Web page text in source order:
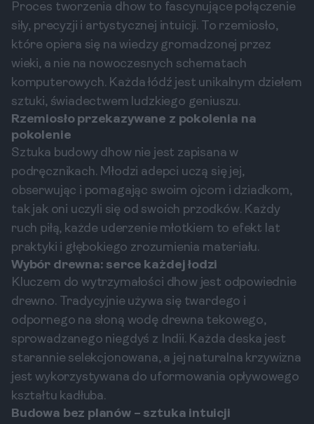
Proces tworzenia dhow to fascynujące połączenie
siły, precyzji i artystycznej intuicji. To rzemiosło,
które opiera się na wiedzy gromadzonej przez
wieki, a nie na nowoczesnych schematach
komputerowych. Każda łódź jest unikalnym dziełem
sztuki, świadectwem ludzkiego geniuszu.
Rzemiosło przekazywane z pokolenia na
pokolenie
Sztuka budowy dhow nie jest zapisana w
podręcznikach. Młodzi adepci uczą się jej,
obserwując i pomagając swoim ojcom i dziadkom,
tak jak oni uczyli się od swoich przodków. Każdy
ruch piłą, każde uderzenie młotkiem to efekt lat
praktyki i głębokiego zrozumienia materiału.
Wybór drewna: serce każdej łodzi
Kluczem do wytrzymałości dhow jest odpowiednie
drewno. Tradycyjnie używa się twardego i
odpornego na słoną wodę drewna tekowego,
sprowadzanego niegdyś z Indii. Każda deska jest
starannie selekcjonowana, a jej naturalna krzywizna
jest wykorzystywana do uformowania opływowego
kształtu kadłuba.
Budowa bez planów – sztuka intuicji